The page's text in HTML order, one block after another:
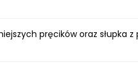
pręcików oraz